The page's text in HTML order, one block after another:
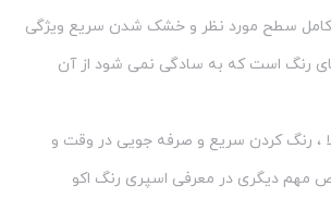
سطح مورد نظر و خشک شدن سریع ویژگی
رنگ است که به سادگی نمی شود از آن
، رنگ کردن سریع و صرفه جویی در وقت و
مهم دیگری در معرفی اسپری رنگ اکو